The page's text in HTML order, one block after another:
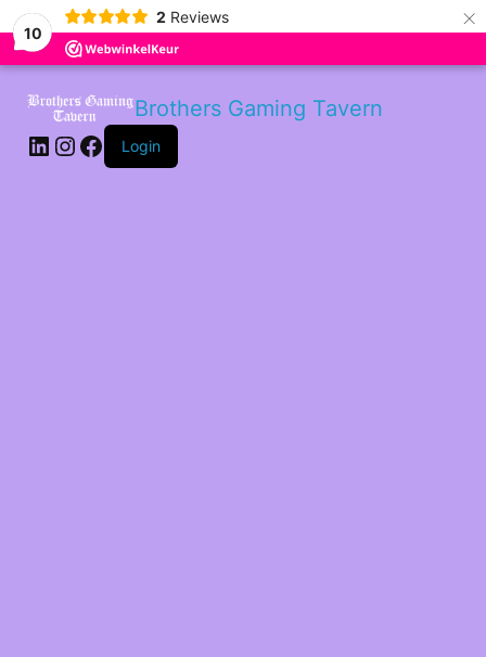
10
2 Reviews ×
Brothers Gaming Tavern
LinkedIn
Instagram
Facebook
Login